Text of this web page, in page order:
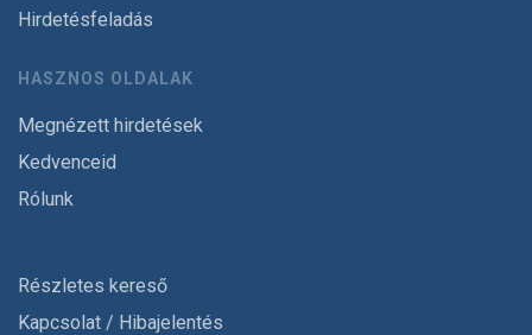
Hirdetésfeladás
HASZNOS OLDALAK
Megnézett hirdetések
Kedvenceid
Rólunk
Részletes kereső
Kapcsolat / Hibajelentés